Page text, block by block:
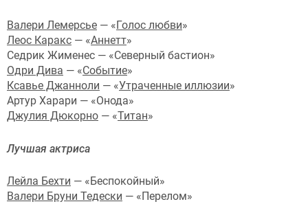
Валери Лемерсье — « Голос любви»
Леос Каракс — «Аннетт»
Седрик Жименес — «Северный бастион»
Одри Дива — «Событие»
Ксавье Джанноли — «Утраченные иллюзии»
Артур Харари — «Онода»
Джулия Дюкорно — «Титан»
Лучшая актриса
Лейла Бехти — «Беспокойный»
Валери Бруни Тедески — «Перелом»